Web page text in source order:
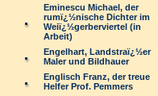
Eminescu Michael, der
rumï¿½nische Dichter im
Weiï¿½gerberviertel (in
Arbeit)
Engelhart, Landstraï¿½er
Maler und Bildhauer
Englisch Franz, der treue
Helfer Prof. Pemmers